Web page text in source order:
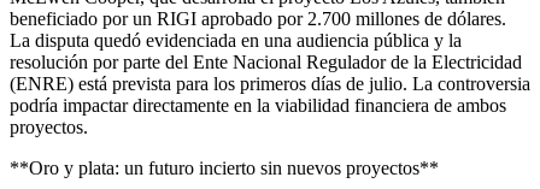
beneficiado por un RIGI aprobado por 2.700 millones de dólares.
La disputa quedó evidenciada en una audiencia pública y la
resolución por parte del Ente Nacional Regulador de la Electricidad
(ENRE) está prevista para los primeros días de julio. La controversia
podría impactar directamente en la viabilidad financiera de ambos
proyectos.
**Oro y plata: un futuro incierto sin nuevos proyectos**